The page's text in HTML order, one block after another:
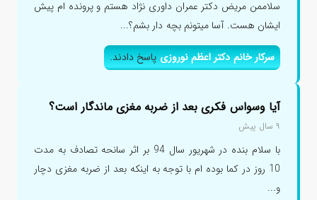
سلاممن مریض دکتر عمران داوری نژاد هستم و پرونده ام پیش
ایشان هست. آسا میتونم بچه دار بشم؟...
سرکار خانم دکتر اعظم نوروزیپاسخ دادند.
آیا وسواس فکری بعد از ضربه مغزی ماندگار است؟
۹ سال پیش
با سلام بنده در شهریور سال 94 بر اثر سانحه تصادف به مدت
10 روز در کما بوده ام با توجه به اینکه بعد از ضربه مغزی دچار
و...